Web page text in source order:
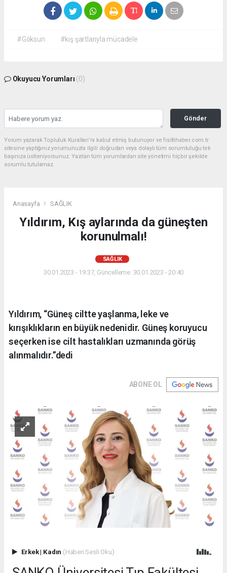
#Göksun #kış şartlarıyla mücadele
Okuyucu Yorumları (0)
Gönder
Yorum yazarak Topluluk Kuralları’nı kabul etmiş bulunuyor ve fisiltihaber.com.tr
sitesine yaptığınız yorumunuzla ilgili doğrudan veya dolaylı tüm sorumluluğu tek
başınıza üstleniyorsunuz. Yazılan tüm yorumlardan site yönetimi hiçbir şekilde
sorumlu tutulamaz.
Anasayfa SAĞLIK
Yıldırım, Kış aylarında da güneşten
korunulmalı!
SAĞLIK
30.01.2023 - 19:37, Güncelleme: 30.01.2023 - 20:40
Yıldırım, “Güneş ciltte yaşlanma, leke ve
kırışıklıkların en büyük nedenidir. Güneş koruyucu
seçerken ise cilt hastalıkları uzmanında görüş
alınmalıdır.”dedi
ABONE OL
Erkek| Kadın (Haberi Sesli Oku)